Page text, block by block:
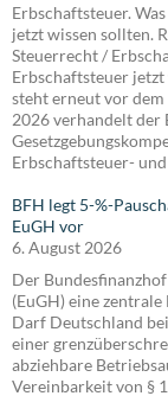
Erbschaftsteuer.
jetzt wissen sollten.
Steuerrecht /
Erbschaftsteuer
steht erneut vor
2026 verhandelt der
Erbschaftsteuer-
BFH legt 5-%-
EuGH vor
6. August 2026
Der
(EuGH) eine
Darf Deutschland
einer
abziehbare
Vereinbarkeit von §